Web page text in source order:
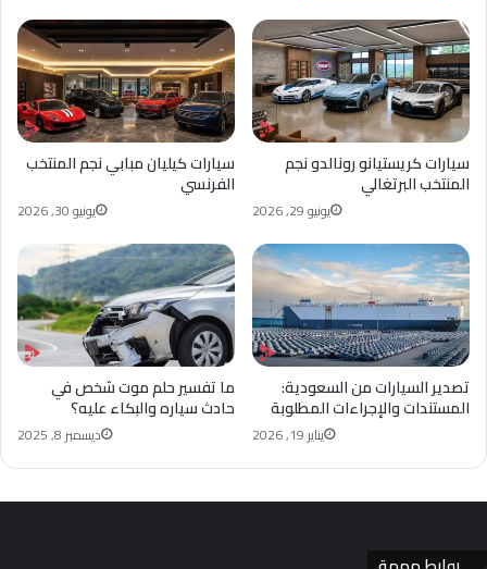
سيارات كيليان مبابي نجم المنتخب
الفرنسي
يونيو 30, 2026
سيارات كريستيانو رونالدو نجم
المنتخب البرتغالي
يونيو 29, 2026
ما تفسير حلم موت شخص في
حادث سياره والبكاء عليه؟
ديسمبر 8, 2025
تصدير السيارات من السعودية:
المستندات والإجراءات المطلوبة
يناير 19, 2026